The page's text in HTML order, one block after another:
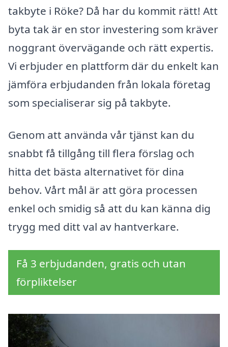
takbyte i Röke? Då har du kommit rätt! Att
byta tak är en stor investering som kräver
noggrant övervägande och rätt expertis.
Vi erbjuder en plattform där du enkelt kan
jämföra erbjudanden från lokala företag
som specialiserar sig på takbyte.
Genom att använda vår tjänst kan du
snabbt få tillgång till flera förslag och
hitta det bästa alternativet för dina
behov. Vårt mål är att göra processen
enkel och smidig så att du kan känna dig
trygg med ditt val av hantverkare.
Få 3 erbjudanden, gratis och utan
förpliktelser